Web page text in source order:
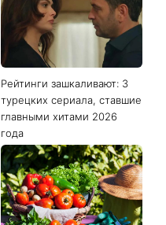
Рейтинги зашкаливают: 3
турецких сериала, ставшие
главными хитами 2026
года